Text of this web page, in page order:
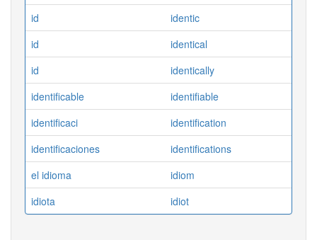
id
identic
id
identical
id
identically
identificable
identifiable
identificaci
identification
identificaciones
identifications
el idioma
idiom
idiota
idiot